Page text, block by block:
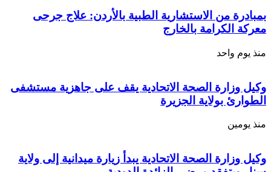
بمبادرة من الاستشارية الطبية بالأردن: علاج جرحى
معركة الكرامة بالخارج
منذ يوم واحد
وكيل وزارة الصحة الاتحادية يقف على جاهزية مستشفى
الطوارئ بولاية الجزيرة
منذ يومين
وكيل وزارة الصحة الاتحادية يبدأ زيارة ميدانية إلى ولاية